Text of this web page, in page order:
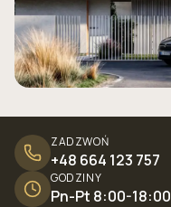
ZADZWOŃ
+48 664 123 757
GODZINY
Pn-Pt 8:00-18:00